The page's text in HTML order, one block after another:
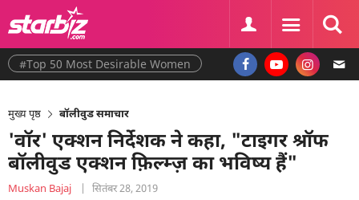
#Top 50 Most Desirable Women
मुख्य पृष्ठ बॉलीवुड समाचार
'वॉर' एक्शन निर्देशक ने कहा, "टाइगर श्रॉफ
बॉलीवुड एक्शन फ़िल्म्ज़ का भविष्य हैं"
Muskan Bajaj | सितंबर 28, 2019